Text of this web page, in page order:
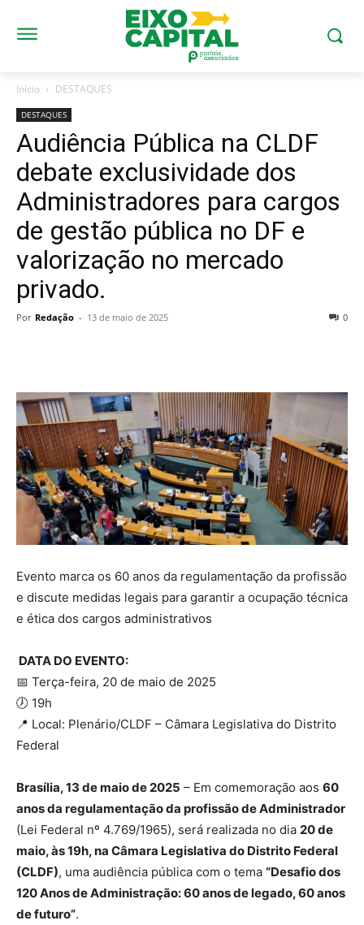
Início DESTAQUES
DESTAQUES
Audiência Pública na CLDF
debate exclusividade dos
Administradores para cargos
de gestão pública no DF e
valorização no mercado
privado.
Por Redação - 13 de maio de 2025 0
Evento marca os 60 anos da regulamentação da profissão
e discute medidas legais para garantir a ocupação técnica
e ética dos cargos administrativos
DATA DO EVENTO:
📅 Terça-feira, 20 de maio de 2025
🕖 19h
📍 Local: Plenário/CLDF – Câmara Legislativa do Distrito
Federal
Brasília, 13 de maio de 2025 – Em comemoração aos 60
anos da regulamentação da profissão de Administrador
(Lei Federal nº 4.769/1965), será realizada no dia 20 de
maio, às 19h, na Câmara Legislativa do Distrito Federal
(CLDF), uma audiência pública com o tema “Desafio dos
120 Anos de Administração: 60 anos de legado, 60 anos
de futuro”.